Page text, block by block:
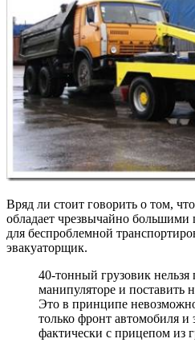
Вряд ли стоит говорить о том,
обладает чрезвычайно большими
для беспроблемной
эвакуаторщик.
40-тонный грузовик нельзя
манипуляторе и поставить
Это в принципе
только фронт автомобиля и
фактически с прицепом из